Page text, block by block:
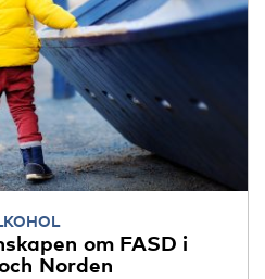
om FASD i
Norden